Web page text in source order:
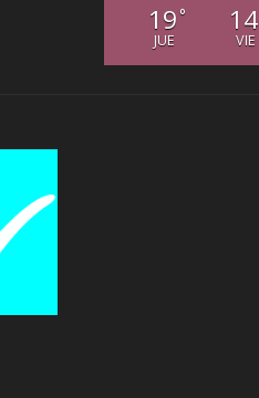
19°
JUE
14
VIE